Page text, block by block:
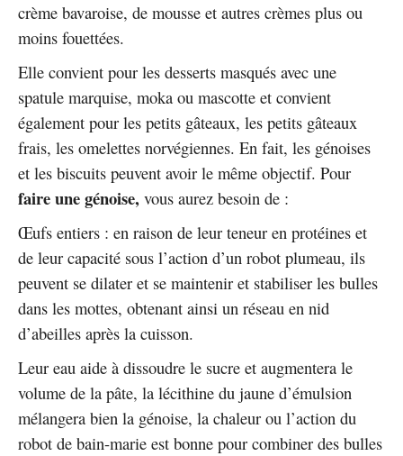
crème bavaroise, de mousse et autres crèmes plus ou
moins fouettées.
Elle convient pour les desserts masqués avec une
spatule marquise, moka ou mascotte et convient
également pour les petits gâteaux, les petits gâteaux
frais, les omelettes norvégiennes. En fait, les génoises
et les biscuits peuvent avoir le même objectif. Pour
faire une génoise, vous aurez besoin de :
Œufs entiers : en raison de leur teneur en protéines et
de leur capacité sous l’action d’un robot plumeau, ils
peuvent se dilater et se maintenir et stabiliser les bulles
dans les mottes, obtenant ainsi un réseau en nid
d’abeilles après la cuisson.
Leur eau aide à dissoudre le sucre et augmentera le
volume de la pâte, la lécithine du jaune d’émulsion
mélangera bien la génoise, la chaleur ou l’action du
robot de bain-marie est bonne pour combiner des bulles